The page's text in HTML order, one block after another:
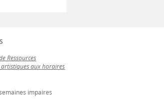
Ressources
aux horaires
impaires